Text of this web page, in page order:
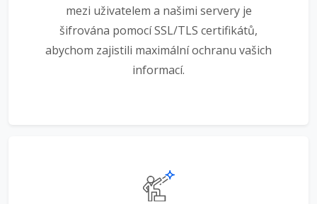
mezi uživatelem a našimi servery je
šifrována pomocí SSL/TLS certifikátů,
abychom zajistili maximální ochranu vašich
informací.